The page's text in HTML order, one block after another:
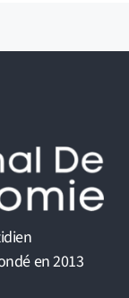
en 2013